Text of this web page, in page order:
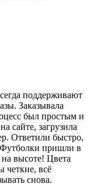
поддерживают
Заказывала
был простым и
сайте, загрузила
Ответили быстро,
Футболки пришли в
высоте! Цвета
четкие, всё
снова.